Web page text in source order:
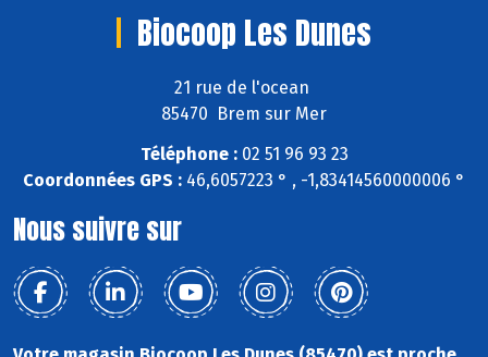
Biocoop Les Dunes
21 rue de l'ocean
85470 Brem sur Mer
Téléphone :02 51 96 93 23
Coordonnées GPS : 46,6057223 ° , -1,83414560000006 °
Nous suivre sur